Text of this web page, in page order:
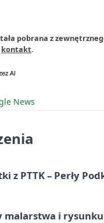
pobrana z
kontakt.
News
z PTTK – Perły
malarstwa i